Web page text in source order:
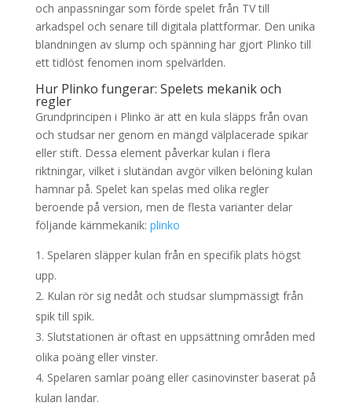
och anpassningar som förde spelet från TV till
arkadspel och senare till digitala plattformar. Den unika
blandningen av slump och spänning har gjort Plinko till
ett tidlöst fenomen inom spelvärlden.
Hur Plinko fungerar: Spelets mekanik och
regler
Grundprincipen i Plinko är att en kula släpps från ovan
och studsar ner genom en mängd välplacerade spikar
eller stift. Dessa element påverkar kulan i flera
riktningar, vilket i slutändan avgör vilken belöning kulan
hamnar på. Spelet kan spelas med olika regler
beroende på version, men de flesta varianter delar
följande kärnmekanik: plinko
Spelaren släpper kulan från en specifik plats högst
upp.
Kulan rör sig nedåt och studsar slumpmässigt från
spik till spik.
Slutstationen är oftast en uppsättning områden med
olika poäng eller vinster.
Spelaren samlar poäng eller casinovinster baserat på
kulan landar.